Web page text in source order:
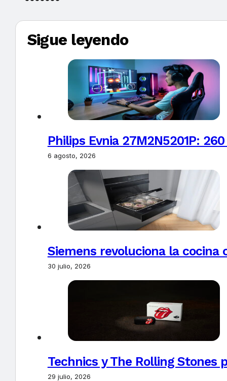
Sigue leyendo
Philips Evnia 27M2N5201P:
6 agosto, 2026
Siemens revoluciona la
30 julio, 2026
Technics y The Rolling Stones
29 julio, 2026